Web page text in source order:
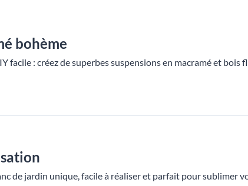
bohème
facile : créez de superbes suspensions en macramé et
de jardin unique, facile à réaliser et parfait pour sublimer